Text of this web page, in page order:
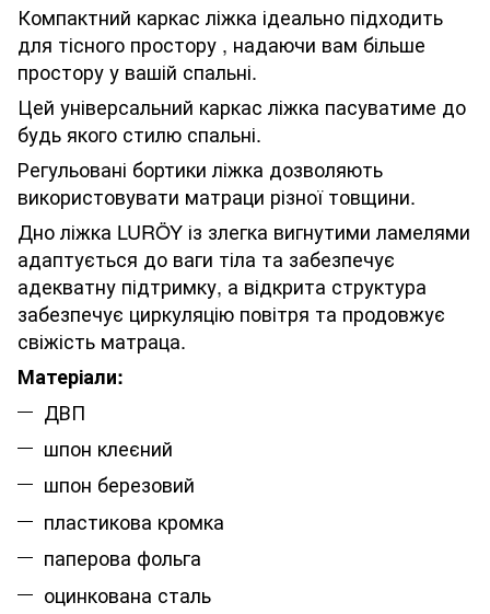
Компактний каркас ліжка ідеально підходить
для тісного простору , надаючи вам більше
простору у вашій спальні.
Цей універсальний каркас ліжка пасуватиме до
будь якого стилю спальні.
Регульовані бортики ліжка дозволяють
використовувати матраци різної товщини.
Дно ліжка LURÖY із злегка вигнутими ламелями
адаптується до ваги тіла та забезпечує
адекватну підтримку, а відкрита структура
забезпечує циркуляцію повітря та продовжує
свіжість матраца.
Матеріали:
ДВП
шпон клеєний
шпон березовий
пластикова кромка
паперова фольга
оцинкована сталь